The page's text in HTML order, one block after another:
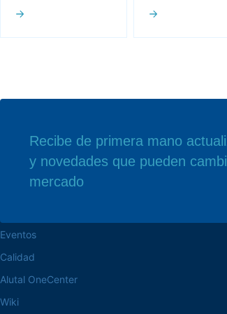
Recibe de primera mano
y novedades que pueden
mercado
navegue por el sitio web
Acerca de la Alutal
Eventos
Calidad
Alutal OneCenter
Wiki